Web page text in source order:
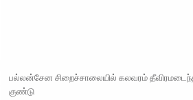
பல்லன்சேன சிறைச்சாலையில் கலவரம்
குண்டு